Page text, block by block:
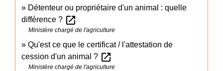
Détenteur ou propriétaire d'un animal : quelle
différence ? open_in_new
Ministère chargé de l'agriculture
Qu'est ce que le certificat / l'attestation de
cession d'un animal ? open_in_new
Ministère chargé de l'agriculture